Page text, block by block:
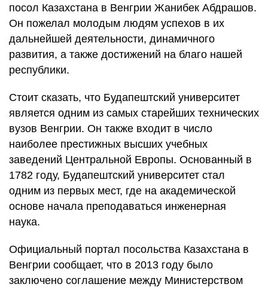
посол Казахстана в Венгрии Жанибек Абдрашов.
Он пожелал молодым людям успехов в их
дальнейшей деятельности, динамичного
развития, а также достижений на благо нашей
республики.
Стоит сказать, что Будапештский университет
является одним из самых старейших технических
вузов Венгрии. Он также входит в число
наиболее престижных высших учебных
заведений Центральной Европы. Основанный в
1782 году, Будапештский университет стал
одним из первых мест, где на академической
основе начала преподаваться инженерная
наука.
Официальный портал посольства Казахстана в
Венгрии сообщает, что в 2013 году было
заключено соглашение между Министерством